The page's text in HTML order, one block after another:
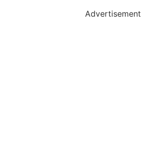
Advertisement